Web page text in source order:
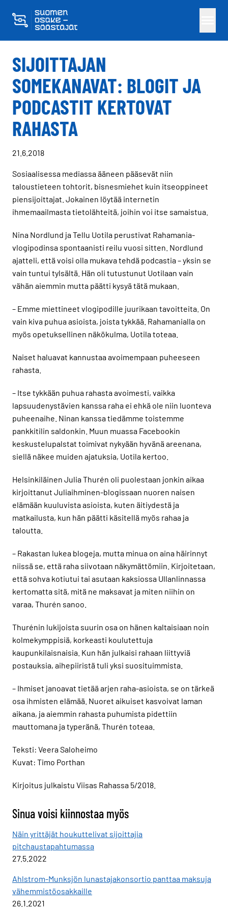
Skippaa sisältö
SIJOITTAJAN
SOMEKANAVAT: BLOGIT JA
PODCASTIT KERTOVAT
RAHASTA
21.6.2018
Sosiaalisessa mediassa ääneen pääsevät niin
taloustieteen tohtorit, bisnesmiehet kuin itseoppineet
piensijoittajat. Jokainen löytää internetin
ihmemaailmasta tietolähteitä, joihin voi itse samaistua.
Nina Nordlund ja Tellu Uotila perustivat Rahamania-
vlogipodinsa spontaanisti reilu vuosi sitten. Nordlund
ajatteli, että voisi olla mukava tehdä podcastia – yksin se
vain tuntui tylsältä. Hän oli tutustunut Uotilaan vain
vähän aiemmin mutta päätti kysyä tätä mukaan.
– Emme miettineet vlogipodille juurikaan tavoitteita. On
vain kiva puhua asioista, joista tykkää. Rahamanialla on
myös opetuksellinen näkökulma, Uotila toteaa.
Naiset haluavat kannustaa avoimempaan puheeseen
rahasta.
– Itse tykkään puhua rahasta avoimesti, vaikka
lapsuudenystävien kanssa raha ei ehkä ole niin luonteva
puheenaihe. Ninan kanssa tiedämme toistemme
pankkitilin saldonkin. Muun muassa Facebookin
keskustelupalstat toimivat nykyään hyvänä areenana,
siellä näkee muiden ajatuksia, Uotila kertoo.
Helsinkiläinen Julia Thurén oli puolestaan jonkin aikaa
kirjoittanut Juliaihminen-blogissaan nuoren naisen
elämään kuuluvista asioista, kuten äitiydestä ja
matkailusta, kun hän päätti käsitellä myös rahaa ja
taloutta.
– Rakastan lukea blogeja, mutta minua on aina häirinnyt
niissä se, että raha siivotaan näkymättömiin. Kirjoitetaan,
että sohva kotiutui tai asutaan kaksiossa Ullanlinnassa
kertomatta sitä, mitä ne maksavat ja miten niihin on
varaa, Thurén sanoo.
Thurénin lukijoista suurin osa on hänen kaltaisiaan noin
kolmekymppisiä, korkeasti koulutettuja
kaupunkilaisnaisia. Kun hän julkaisi rahaan liittyviä
postauksia, aihepiiristä tuli yksi suosituimmista.
– Ihmiset janoavat tietää arjen raha-asioista, se on tärkeä
osa ihmisten elämää. Nuoret aikuiset kasvoivat laman
aikana, ja aiemmin rahasta puhumista pidettiin
mauttomana ja typeränä, Thurén toteaa.
Teksti: Veera Saloheimo
Kuvat: Timo Porthan
Kirjoitus julkaistu Viisas Rahassa 5/2018.
Sinua voisi kiinnostaa myös
Näin yrittäjät houkuttelivat sijoittajia
pitchaustapahtumassa
27.5.2022
Ahlstrom-Munksjön lunastajakonsortio panttaa maksuja
vähemmistöosakkaille
26.1.2021